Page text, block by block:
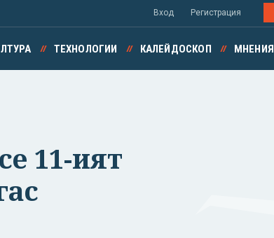
Вход Регистрация
ТЕХНОЛОГИИ КАЛЕЙДОСКОП МНЕНИЯ
11-ият